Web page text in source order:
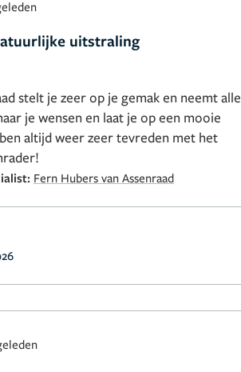
uitstraling
stelt je zeer op je gemak en neemt alle
je wensen en laat je op een mooie
altijd weer zeer tevreden met het
Fern Hubers van Assenraad